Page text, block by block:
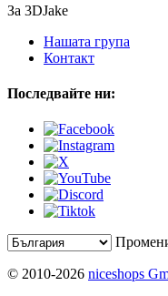
За 3DJake
Нашата група
Контакт
Последвайте ни:
© 2010-2026 niceshops